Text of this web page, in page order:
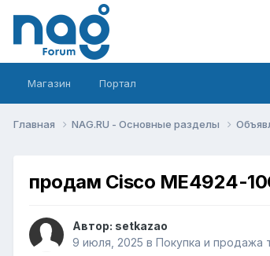
Магазин Портал
Главная NAG.RU - Основные разделы
продам Cisco ME4924-
Автор: setkazao
9 июля, 2025 в Покупка и продажа